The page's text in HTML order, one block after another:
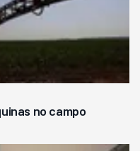
no campo